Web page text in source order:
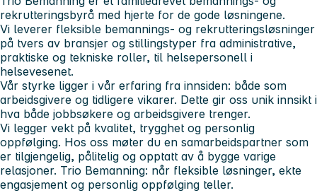
rekrutteringsbyrå med hjerte for de gode løsningene.
Vi leverer fleksible bemannings- og rekrutteringsløsninger
på tvers av bransjer og stillingstyper fra administrative,
praktiske og tekniske roller, til helsepersonell i
helsevesenet.
Vår styrke ligger i vår erfaring fra innsiden: både som
arbeidsgivere og tidligere vikarer. Dette gir oss unik innsikt i
hva både jobbsøkere og arbeidsgivere trenger.
Vi legger vekt på kvalitet, trygghet og personlig
oppfølging. Hos oss møter du en samarbeidspartner som
er tilgjengelig, pålitelig og opptatt av å bygge varige
relasjoner. Trio Bemanning: når fleksible løsninger, ekte
engasjement og personlig oppfølging teller.